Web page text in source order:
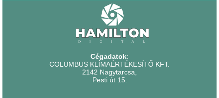
Cégadatok:
COLUMBUS KLÍMAÉRTÉKESÍTŐ KFT.
2142 Nagytarcsa,
Pesti út 15.